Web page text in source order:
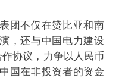
不仅在赞比亚和南
，还与中国电力建设
协议，力争以人民币
国在非投资者的资金